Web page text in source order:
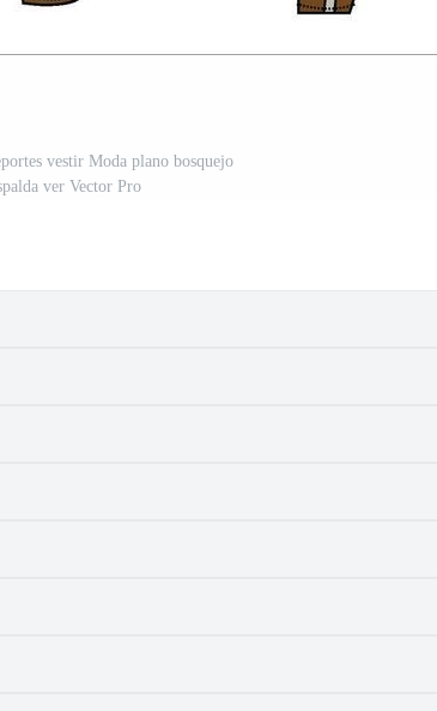
vestir Moda plano bosquejo
ver Vector Pro